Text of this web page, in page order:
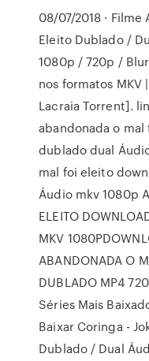
08/07/2018 · Filme
Eleito Dublado /
1080p / 720p /
nos formatos MKV
Lacraia Torrent].
abandonada o
dublado dual
mal foi eleito
Áudio mkv 1080p
ELEITO
MKV
ABANDONADA O
DUBLADO MP4
Séries Mais
Baixar Coringa -
Dublado / Dual